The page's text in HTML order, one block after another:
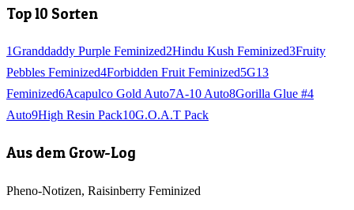
Top 10 Sorten
1Granddaddy Purple Feminized2Hindu Kush Feminized3Fruity
Pebbles Feminized4Forbidden Fruit Feminized5G13
Feminized6Acapulco Gold Auto7A-10 Auto8Gorilla Glue #4
Auto9High Resin Pack10G.O.A.T Pack
Aus dem Grow-Log
Pheno-Notizen, Raisinberry Feminized